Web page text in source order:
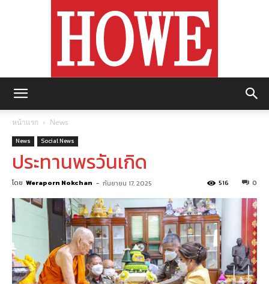
หน้าแรก News
News Social News
ประทานพรวันเกิด
โดย Weraporn Nokchan - กันยายน 17, 2025 0
516